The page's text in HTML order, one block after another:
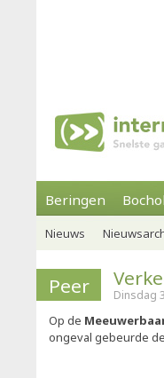
Beringen
Nieuws
Peer Dinsdag
Op de
ongeval gebeurde